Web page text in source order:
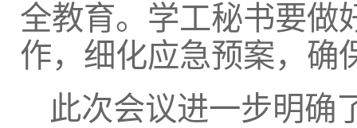
全教育。学工秘书要做
作，细化应急预案，确
此次会议进一步明确